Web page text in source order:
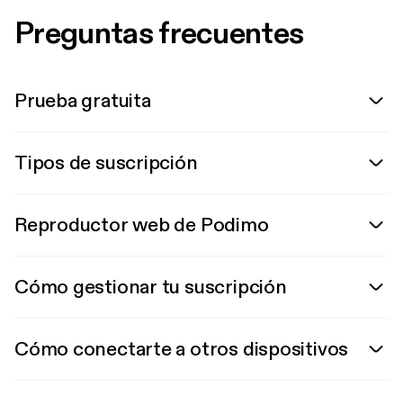
Preguntas frecuentes
Prueba gratuita
Tipos de suscripción
Reproductor web de Podimo
Cómo gestionar tu suscripción
Cómo conectarte a otros dispositivos